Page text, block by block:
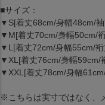
■サイズ：
▼S[着丈68cm/身幅48cm/
▼M[着丈70cm/身幅50cm/
▼L[着丈72cm/身幅55cm/
▼XL[着丈76cm/身幅59cm/
▼XXL[着丈78cm/身幅
※こちらは実寸ではなく、